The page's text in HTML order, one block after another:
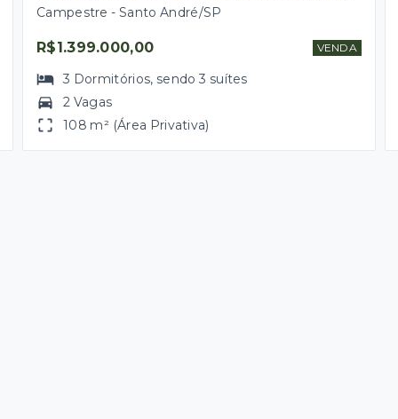
Campestre - Santo André/SP
R$1.399.000,00 VENDA
3 Dormitórios, sendo3 suítes
2 Vagas
108 m² (Área Privativa)